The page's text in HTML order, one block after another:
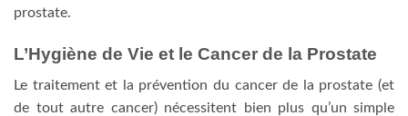
prostate.
L’Hygiène de Vie et le Cancer de la Prostate
Le traitement et la prévention du cancer de la prostate (et
de tout autre cancer) nécessitent bien plus qu’un simple